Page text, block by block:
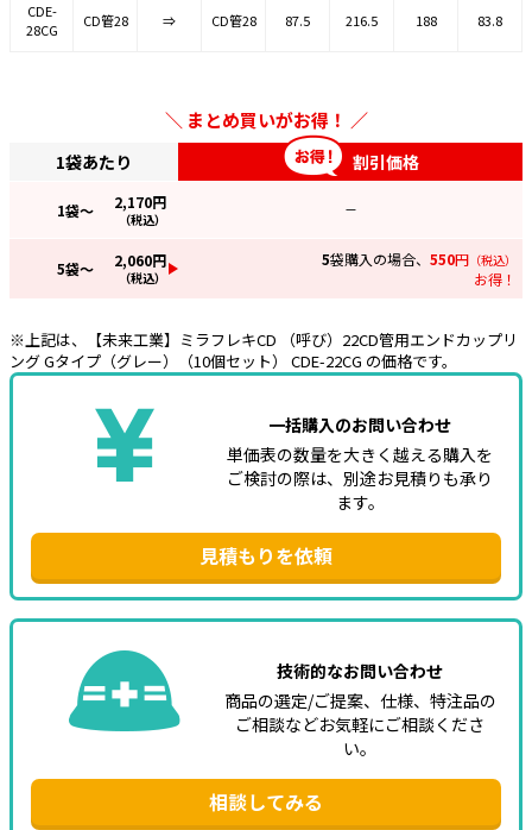
CDE-
28CG
CD管28 ⇒ CD管28 87.5 216.5 188 83.8
まとめ買いがお得！
1袋あたり 割引価格
1袋～ 2,170円
（税込）
—
5袋～ 2,060円
（税込）
5袋購入の場合、 550円 （税込）
お得！
※上記は、【未来工業】ミラフレキCD （呼び）22CD管用エンドカップリ
ング Gタイプ（グレー）（10個セット） CDE-22CG の価格です。
一括購入のお問い合わせ
単価表の数量を大きく越える購入を
ご検討の際は、別途お見積りも承り
ます。
見積もりを依頼
技術的なお問い合わせ
商品の選定/ご提案、仕様、特注品の
ご相談などお気軽にご相談くださ
い。
相談してみる